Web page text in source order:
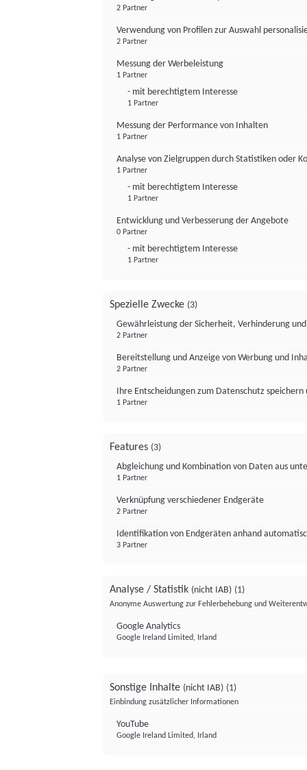
2 Partner
Verwendung von Profilen zur Auswahl
2 Partner
Messung der Werbeleistung
1 Partner
- mit berechtigtem Interesse
1 Partner
Messung der Performance von Inhalten
1 Partner
Analyse von Zielgruppen durch Statistiken oder
1 Partner
- mit berechtigtem Interesse
1 Partner
Entwicklung und Verbesserung der Angebote
0 Partner
- mit berechtigtem Interesse
1 Partner
Spezielle Zwecke (3)
Gewährleistung der Sicherheit, Verhinderung
2 Partner
Bereitstellung und Anzeige von Werbung und
2 Partner
Ihre Entscheidungen zum Datenschutz
1 Partner
Features (3)
Abgleichung und Kombination von Daten aus
1 Partner
Verknüpfung verschiedener Endgeräte
2 Partner
Identifikation von Endgeräten anhand
3 Partner
Analyse / Statistik (nicht IAB) (1)
Anonyme Auswertung zur Fehlerbehebung und
Google Analytics
Google Ireland Limited, Irland
Sonstige Inhalte (nicht IAB) (1)
Einbindung zusätzlicher Informationen
YouTube
Google Ireland Limited, Irland